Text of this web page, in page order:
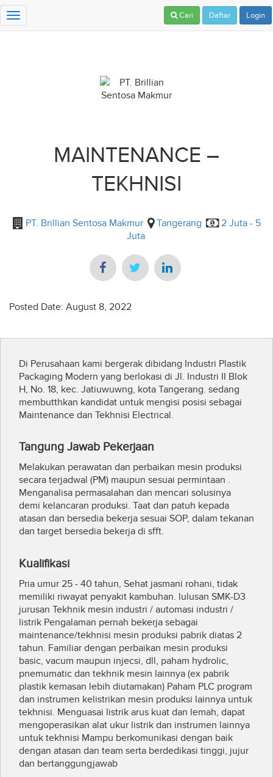
Toggle
Cari Daftar Login
MAINTENANCE –
TEKHNISI
PT. Brillian Sentosa Makmur Tangerang
2 Juta - 5
Juta
Posted Date: August 8, 2022
Di Perusahaan kami bergerak dibidang Industri Plastik
Packaging Modern yang berlokasi di Jl. Industri II Blok
H, No. 18, kec. Jatiuwuwng, kota Tangerang. sedang
membutthkan kandidat untuk mengisi posisi sebagai
Maintenance dan Tekhnisi Electrical.
Tangung Jawab Pekerjaan
Melakukan perawatan dan perbaikan mesin produksi
secara terjadwal (PM) maupun sesuai permintaan .
Menganalisa permasalahan dan mencari solusinya
demi kelancaran produksi. Taat dan patuh kepada
atasan dan bersedia bekerja sesuai SOP, dalam tekanan
dan target bersedia bekerja di sfft.
Kualifikasi
Pria umur 25 - 40 tahun, Sehat jasmani rohani, tidak
memiliki riwayat penyakit kambuhan. lulusan SMK-D3
jurusan Tekhnik mesin industri / automasi industri /
listrik Pengalaman pernah bekerja sebagai
maintenance/tekhnisi mesin produksi pabrik diatas 2
tahun. Familiar dengan perbaikan mesin produksi
basic, vacum maupun injecsi, dll, paham hydrolic,
pnemumatic dan tekhnik mesin lainnya (ex pabrik
plastik kemasan lebih diutamakan) Paham PLC program
dan instrumen kelistrikan mesin produksi lainnya untuk
tekhnisi. Menguasai listrik arus kuat dan lemah, dapat
mengoperasikan alat ukur listrik dan instrumen lainnya
untuk tekhnisi Mampu berkomunikasi dengan baik
dengan atasan dan team serta berdedikasi tinggi, jujur
dan bertanggungjawab